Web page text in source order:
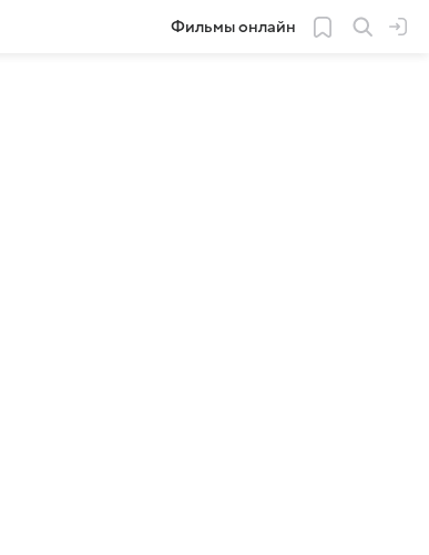
Фильмы онлайн